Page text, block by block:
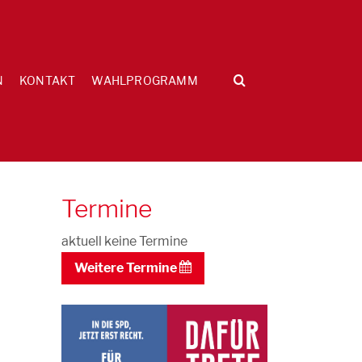
KONTAKT WAHLPROGRAMM
Termine
aktuell keine Termine
Weitere Termine